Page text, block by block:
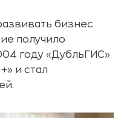
бизнес
получило
году «ДубльГИС»
и стал